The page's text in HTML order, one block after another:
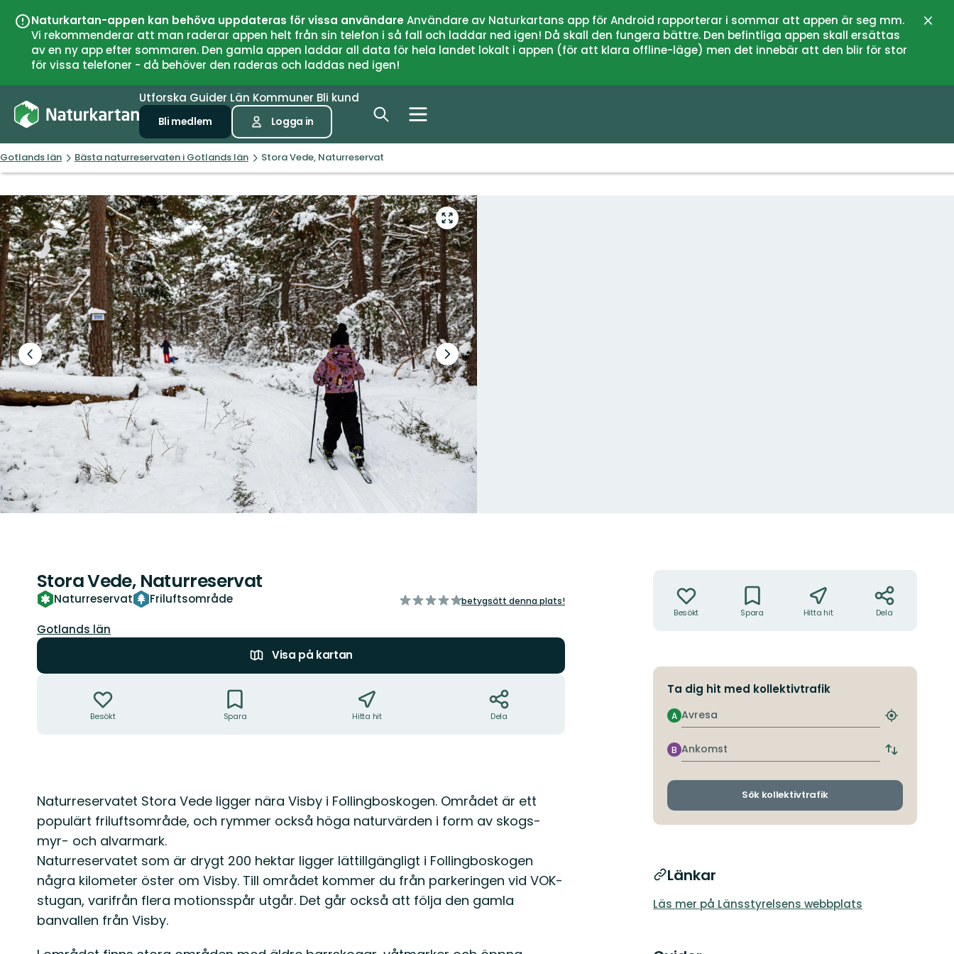
Naturkartan-appen kan behöva uppdateras för vissa användareAnvändare av Naturkartans app för Android rapporterar i sommar att appen är seg mm.
Vi rekommenderar att man raderar appen helt från sin telefon i så fall och laddar ned igen! Då skall den fungera bättre. Den befintliga appen skall ersättas
av en ny app efter sommaren. Den gamla appen laddar all data för hela landet lokalt i appen (för att klara offline-läge) men det innebär att den blir för stor
för vissa telefoner - då behöver den raderas och laddas ned igen!
Utforska Guider Län Kommuner Bli kund
Bli medlem Logga in
Gotlands län Bästa naturreservaten i Gotlands län Stora Vede, Naturreservat
Gå
till
helskärmsläge
Föregående
bild
Nästa
bildspel
Stora Vede, Naturreservat
Naturreservat Friluftsområde
av
betygsätt denna plats!
Län:
Gotlands län
Visa på kartan
Besökt Spara Hitta hit Dela
Beskrivning
Naturreservatet Stora Vede ligger nära Visby i Follingboskogen. Området är ett
populärt friluftsområde, och rymmer också höga naturvärden i form av skogs-
myr- och alvarmark.
Naturreservatet som är drygt 200 hektar ligger lättillgängligt i Follingboskogen
några kilometer öster om Visby. Till området kommer du från parkeringen vid VOK-
stugan, varifrån flera motionsspår utgår. Det går också att följa den gamla
banvallen från Visby.
Besökt Spara Hitta hit Dela
Ta dig hit med kollektivtrafik
Avresa
A
Hitta
hållplats
Ankomst
B
Byt
och
Sök kollektivtrafik
Länkar
Läs mer på Länsstyrelsens webbplats